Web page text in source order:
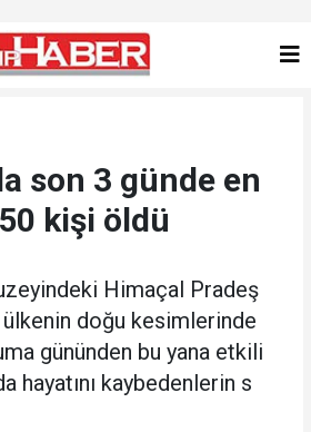
son 3 günde en
kişi öldü
Himaçal Pradeş
doğu kesimlerinde
gününden bu yana etkili
hayatını kaybedenlerin s